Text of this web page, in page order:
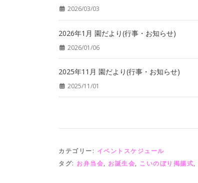
2026/03/03
2026年1月 園だより(行事・お知らせ)
2026/01/06
2025年11月 園だより(行事・お知らせ)
2025/11/01
カテゴリー: イベントスケジュール
タグ: お弁当会, お誕生会, こいのぼり掲揚式,